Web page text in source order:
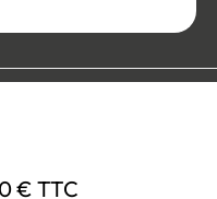
€ TTC